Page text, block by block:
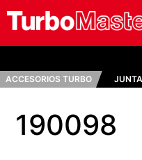
ACCESORIOS TURBO
190098